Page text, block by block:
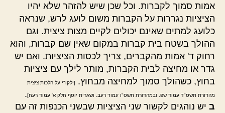
אמות סמוך לקברות. וכל שכן שיש להזהר שלא יהיו
הציציות נגררות על הקברות משום לועג לרש, שנראה
כלועג למתים שאינם יכולים לקיים מצות ציצית. וגם
ההולך בשטח בית קברות במקום שאין שם קברות, והוא
רחוק ד' אמות מהקברים, צריך לכסות הציציות. ואם יש
גדר או מחיצה לבית הקברות, מותר לילך עם ציציות
בחוץ, כשהולך סמוך למחיצה מבחוץ.
[ילקו"י על הלכות ציצית
מהדורת תשס"ד עמוד שפ. ובמהדורת תשס"ו עמוד רעב. ושארית יוסף חלק א' עמוד רעח].
ב יש נוהגים לקשור שני הציציות שבשני הכנפות זה עם